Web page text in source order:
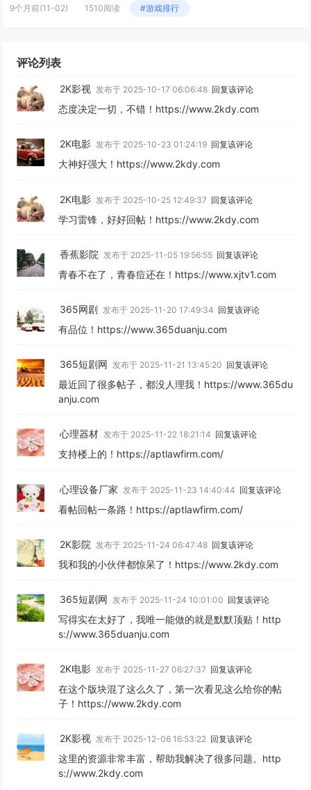
9个月前(11-02) 1510阅读 #游戏排行
评论列表
2K影视 发布于 2025-10-17 06:06:48 回复该评论
态度决定一切，不错！https://www.2kdy.com
2K电影 发布于 2025-10-23 01:24:19 回复该评论
大神好强大！https://www.2kdy.com
2K电影 发布于 2025-10-25 12:49:37 回复该评论
学习雷锋，好好回帖！https://www.2kdy.com
香蕉影院 发布于 2025-11-05 19:56:55 回复该评论
青春不在了，青春痘还在！https://www.xjtv1.com
365网剧 发布于 2025-11-20 17:49:34 回复该评论
有品位！https://www.365duanju.com
365短剧网 发布于 2025-11-21 13:45:20 回复该评论
最近回了很多帖子，都没人理我！https://www.365du
anju.com
心理器材 发布于 2025-11-22 18:21:14 回复该评论
支持楼上的！https://aptlawfirm.com/
心理设备厂家 发布于 2025-11-23 14:40:44 回复该评论
看帖回帖一条路！https://aptlawfirm.com/
2K影院 发布于 2025-11-24 06:47:48 回复该评论
我和我的小伙伴都惊呆了！https://www.2kdy.com
365短剧网 发布于 2025-11-24 10:01:00 回复该评论
写得实在太好了，我唯一能做的就是默默顶贴！http
s://www.365duanju.com
2K电影 发布于 2025-11-27 06:27:37 回复该评论
在这个版块混了这么久了，第一次看见这么给你的帖
子！https://www.2kdy.com
2K影视 发布于 2025-12-06 16:53:22 回复该评论
这里的资源非常丰富，帮助我解决了很多问题。http
s://www.2kdy.com